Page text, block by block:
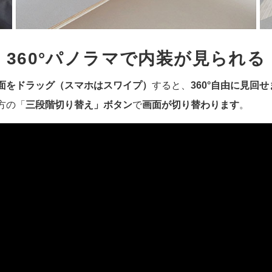
360°パノラマで内装が見られる
をドラッグ（スマホはスワイプ） すると、 360°自由に見回せ
の「 三段階切り替え」ボタンで画面が切り替わります。